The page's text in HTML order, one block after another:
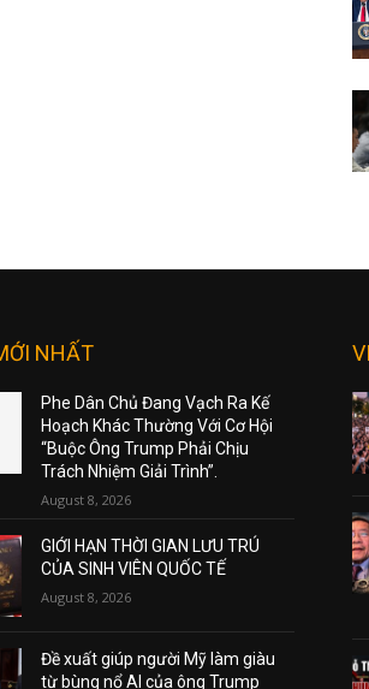
NHẤT
Phe Dân Chủ Đang Vạch Ra Kế
Hoạch Khác Thường Với Cơ Hội
“Buộc Ông Trump Phải Chịu
Trách Nhiệm Giải Trình”.
August 8, 2026
GIỚI HẠN THỜI GIAN LƯU TRÚ
CỦA SINH VIÊN QUỐC TẾ
August 8, 2026
Đề xuất giúp người Mỹ làm giàu
từ bùng nổ AI của ông Trump